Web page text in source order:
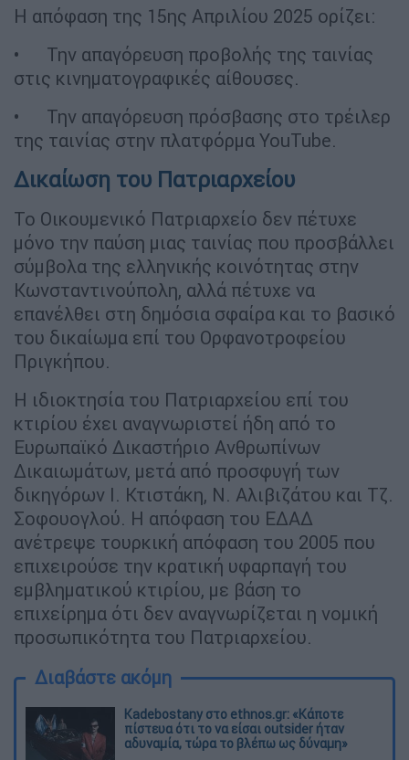
Η απόφαση της 15ης Απριλίου 2025 ορίζει:
• Την απαγόρευση προβολής της ταινίας
στις κινηματογραφικές αίθουσες.
• Την απαγόρευση πρόσβασης στο τρέιλερ
της ταινίας στην πλατφόρμα YouTube.
Δικαίωση του Πατριαρχείου
Το Οικουμενικό Πατριαρχείο δεν πέτυχε
μόνο την παύση μιας ταινίας που προσβάλλει
σύμβολα της ελληνικής κοινότητας στην
Κωνσταντινούπολη, αλλά πέτυχε να
επανέλθει στη δημόσια σφαίρα και το βασικό
του δικαίωμα επί του Ορφανοτροφείου
Πριγκήπου.
Η ιδιοκτησία του Πατριαρχείου επί του
κτιρίου έχει αναγνωριστεί ήδη από το
Ευρωπαϊκό Δικαστήριο Ανθρωπίνων
Δικαιωμάτων, μετά από προσφυγή των
δικηγόρων Ι. Κτιστάκη, Ν. Αλιβιζάτου και Τζ.
Σοφουογλού. Η απόφαση του ΕΔΑΔ
ανέτρεψε τουρκική απόφαση του 2005 που
επιχειρούσε την κρατική υφαρπαγή του
εμβληματικού κτιρίου, με βάση το
επιχείρημα ότι δεν αναγνωρίζεται η νομική
προσωπικότητα του Πατριαρχείου.
Διαβάστε ακόμη
Kadebostany στο ethnos.gr: «Κάποτε
πίστευα ότι το να είσαι outsider ήταν
αδυναμία, τώρα το βλέπω ως δύναμη»